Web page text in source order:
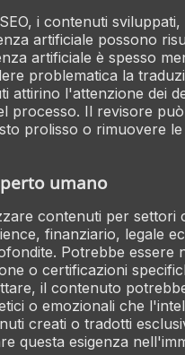
i contenuti
artificiale possono
artificiale è spesso
problematica la
attirino l'attenzione dei
processo. Il revisore
prolisso o rimuovere
umano
contenuti per settori
finanziario, legale
Potrebbe essere
o certificazioni
il contenuto
o emozionali che
creati o tradotti
questa esigenza